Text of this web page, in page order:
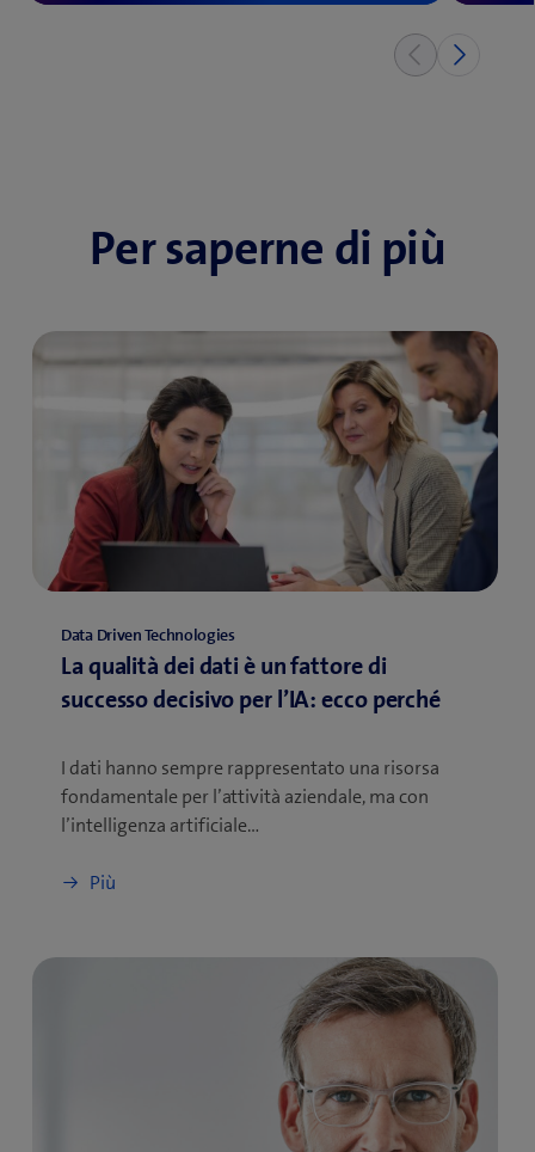
Per saperne di più
Data Driven Technologies
La qualità dei dati è un fattore di
successo decisivo per l’IA: ecco perché
I dati hanno sempre rappresentato una risorsa
fondamentale per l’attività aziendale, ma con
l’intelligenza artificiale…
Più